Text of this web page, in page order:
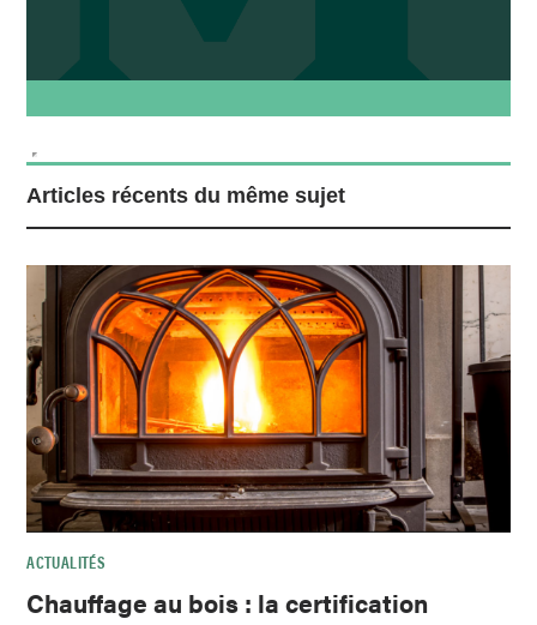
Articles récents du même sujet
ACTUALITÉS
Chauffage au bois : la certification